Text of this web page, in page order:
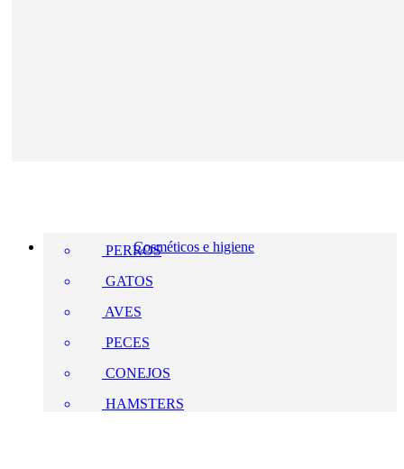
Cosméticos e higiene
PERROS
GATOS
AVES
PECES
CONEJOS
HAMSTERS